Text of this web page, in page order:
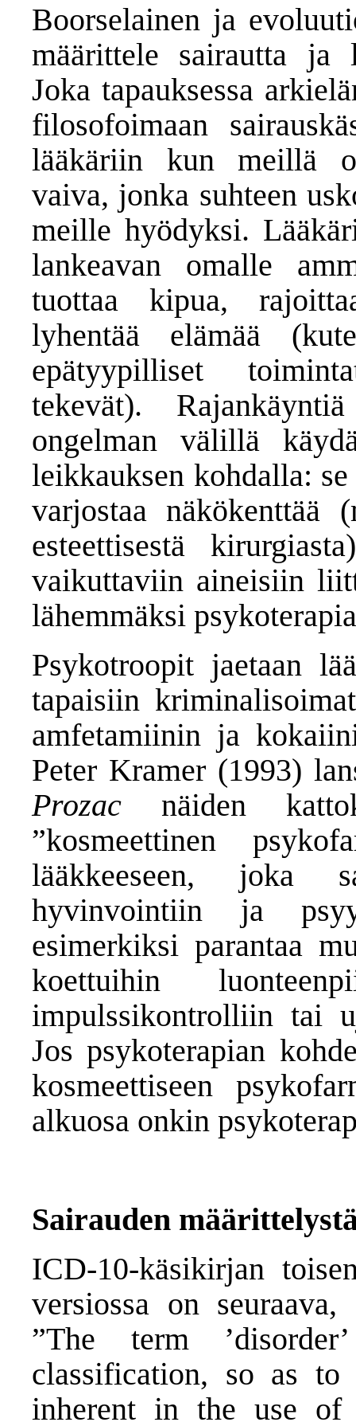
Boorselainen ja
määrittele sairautta ja
Joka tapauksessa
filosofoimaan
lääkäriin kun meillä
vaiva, jonka suhteen
meille hyödyksi.
lankeavan omalle
tuottaa kipua,
lyhentää elämää
epätyypilliset
tekevät).
ongelman välillä
leikkauksen kohdalla:
varjostaa näkökenttää
esteettisestä
vaikuttaviin aineisiin
lähemmäksi
Psykotroopit jaetaan
tapaisiin
amfetamiinin ja
Peter Kramer (1993)
Prozac näiden
”kosmeettinen
lääkkeeseen, joka
hyvinvointiin ja
esimerkiksi parantaa
koettuihin
impulssikontrolliin tai
Jos psykoterapian
kosmeettiseen
alkuosa onkin
Sairauden
ICD-10-käsikirjan
versiossa on
”The term
classification, so as to
inherent in the use of